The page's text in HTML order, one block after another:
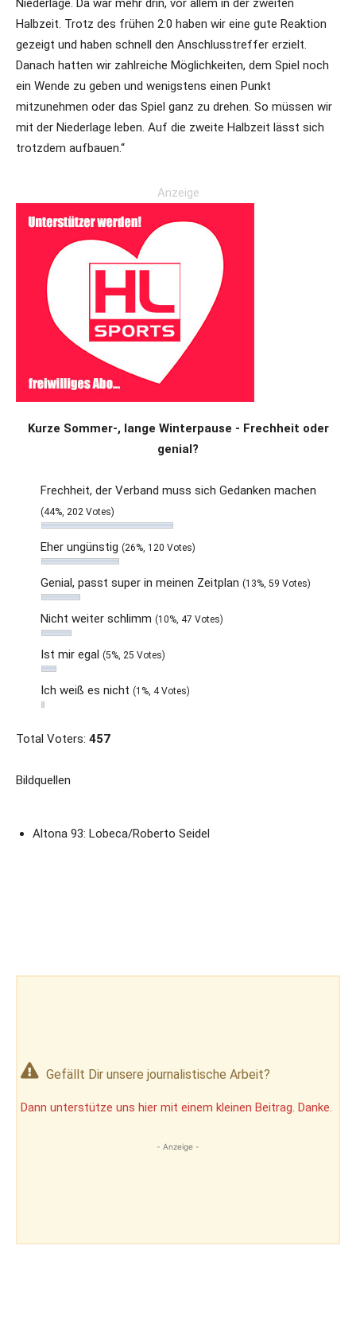
Niederlage. Da war mehr drin, vor allem in der zweiten
Halbzeit. Trotz des frühen 2:0 haben wir eine gute Reaktion
gezeigt und haben schnell den Anschlusstreffer erzielt.
Danach hatten wir zahlreiche Möglichkeiten, dem Spiel noch
ein Wende zu geben und wenigstens einen Punkt
mitzunehmen oder das Spiel ganz zu drehen. So müssen wir
mit der Niederlage leben. Auf die zweite Halbzeit lässt sich
trotzdem aufbauen.“
Anzeige
Kurze Sommer-, lange Winterpause - Frechheit oder
genial?
Frechheit, der Verband muss sich Gedanken machen
(44%, 202 Votes)
Eher ungünstig (26%, 120 Votes)
Genial, passt super in meinen Zeitplan (13%, 59 Votes)
Nicht weiter schlimm (10%, 47 Votes)
Ist mir egal (5%, 25 Votes)
Ich weiß es nicht (1%, 4 Votes)
Total Voters: 457
Bildquellen
Altona 93: Lobeca/Roberto Seidel
Gefällt Dir unsere journalistische Arbeit?
Dann unterstütze uns hier mit einem kleinen Beitrag. Danke.
- Anzeige -